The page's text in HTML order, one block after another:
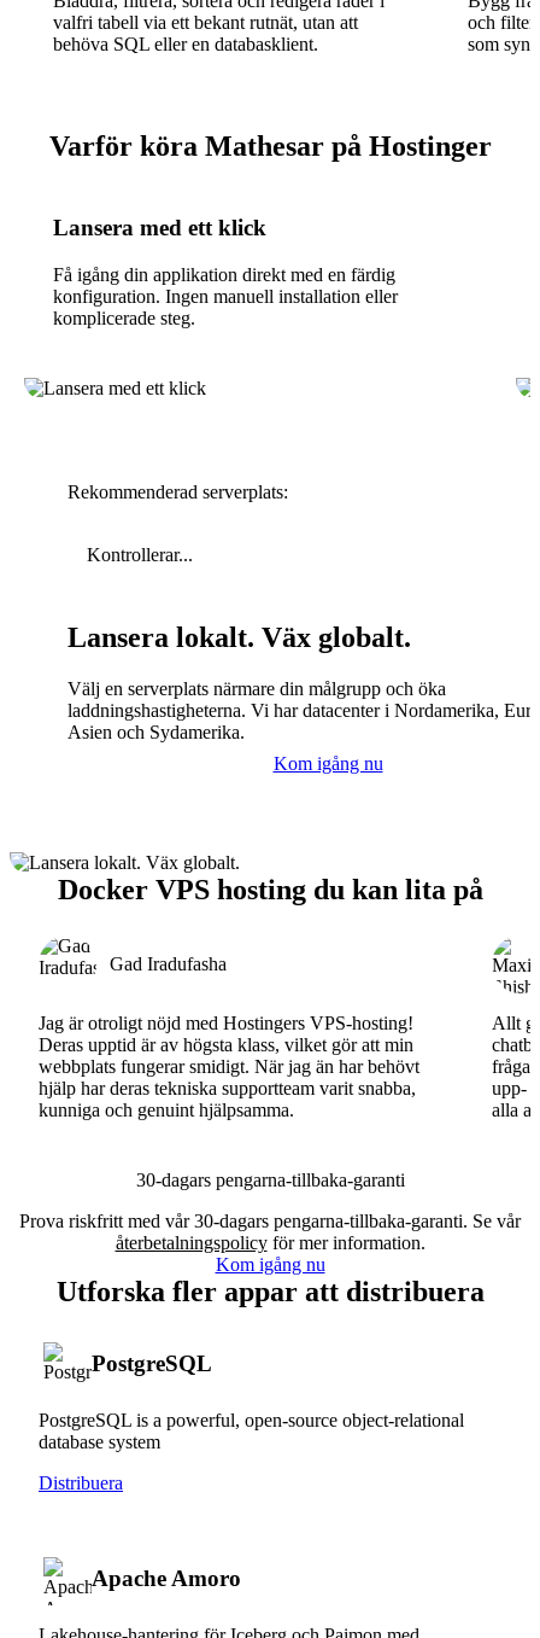
valfri tabell via ett bekant rutnät, utan att
behöva SQL eller en databasklient.
och filter
som
Varför köra Mathesar på Hostinger
Lansera med ett klick
Få igång din applikation direkt med en färdig
konfiguration. Ingen manuell installation eller
komplicerade steg.
Rekommenderad serverplats:
Kontrollerar...
Lansera lokalt. Väx globalt.
Välj en serverplats närmare din målgrupp och öka
laddningshastigheterna. Vi har datacenter i Nordamerika,
Asien och Sydamerika.
Kom igång nu
Docker VPS hosting du kan lita på
Gad Iradufasha
Jag är otroligt nöjd med Hostingers VPS-hosting!
Deras upptid är av högsta klass, vilket gör att min
webbplats fungerar smidigt. När jag än har behövt
hjälp har deras tekniska supportteam varit snabba,
kunniga och genuint hjälpsamma.
Allt
fråga.
upp-
alla
30-dagars pengarna-tillbaka-garanti
Prova riskfritt med vår 30-dagars pengarna-tillbaka-garanti. Se vår
återbetalningspolicyför mer information.
Kom igång nu
Utforska fler appar att distribuera
PostgreSQL
PostgreSQL is a powerful, open-source object-relational
database system
Distribuera
Apache Amoro